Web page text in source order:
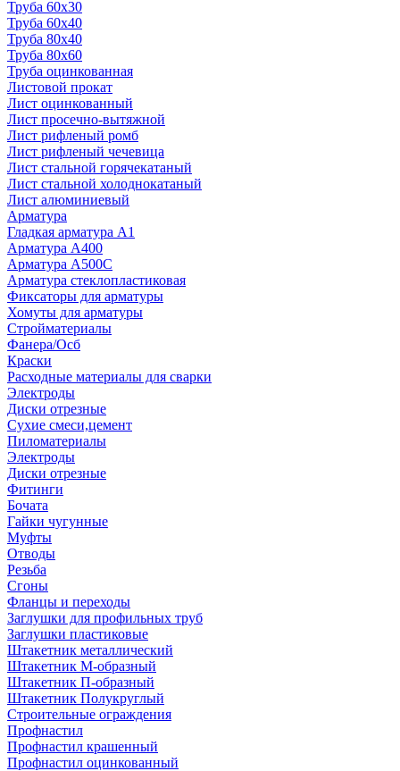
Труба 60x30
Труба 60x40
Труба 80x40
Труба 80x60
Труба оцинкованная
Листовой прокат
Лист оцинкованный
Лист просечно-вытяжной
Лист рифленый ромб
Лист рифленый чечевица
Лист стальной горячекатаный
Лист стальной холоднокатаный
Лист алюминиевый
Арматура
Гладкая арматура А1
Арматура А400
Арматура A500C
Арматура стеклопластиковая
Фиксаторы для арматуры
Хомуты для арматуры
Стройматериалы
Фанера/Осб
Краски
Расходные материалы для сварки
Электроды
Диски отрезные
Сухие смеси,цемент
Пиломатериалы
Электроды
Диски отрезные
Фитинги
Бочата
Гайки чугунные
Муфты
Отводы
Резьба
Сгоны
Фланцы и переходы
Заглушки для профильных труб
Заглушки пластиковые
Штакетник металлический
Штакетник М-образный
Штакетник П-образный
Штакетник Полукруглый
Строительные ограждения
Профнастил
Профнастил крашенный
Профнастил оцинкованный